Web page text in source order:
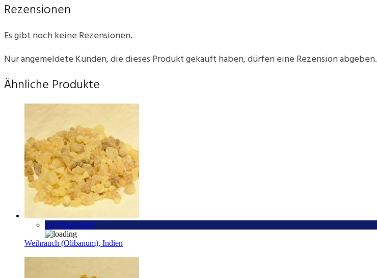
Rezensionen
Es gibt noch keine Rezensionen.
Nur angemeldete Kunden, die dieses Produkt gekauft haben, dürfen eine Rezension abgeben.
Ähnliche Produkte
zur Wunschliste
Weihrauch (Olibanum), Indien